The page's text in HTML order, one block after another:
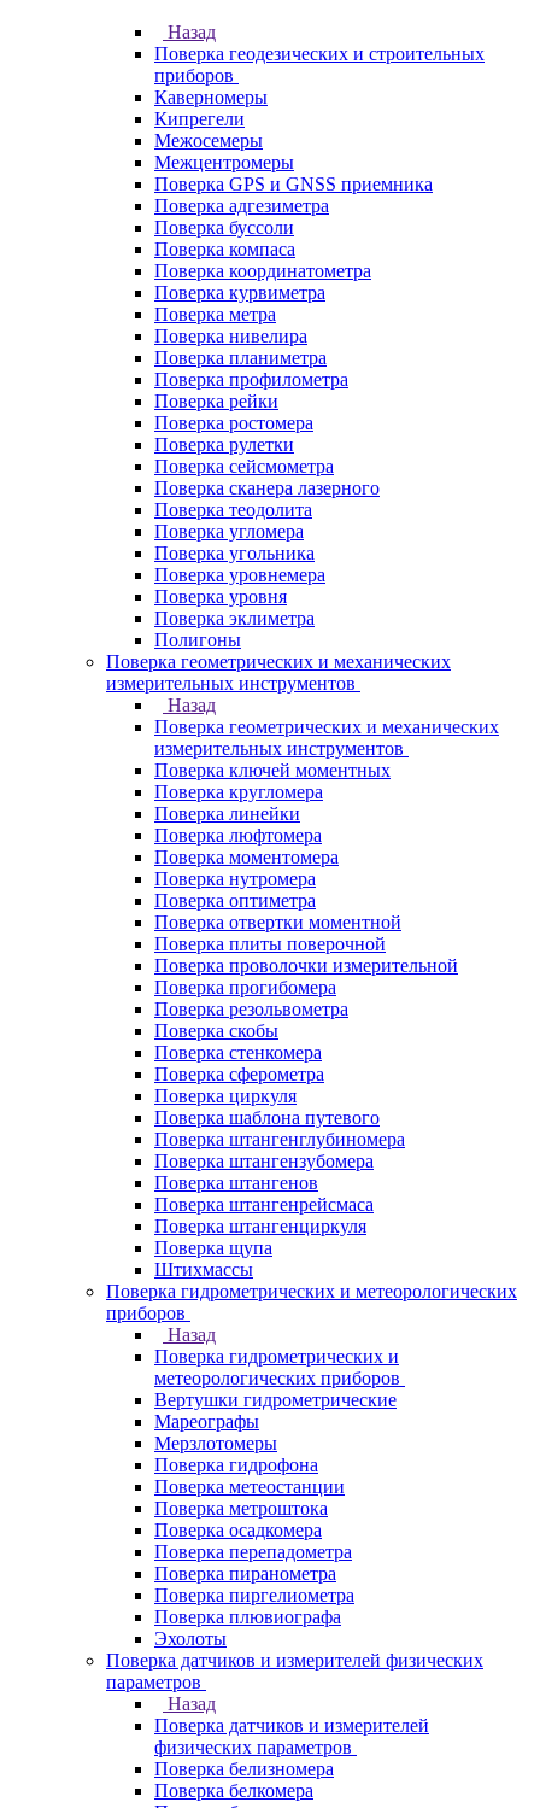
Назад
Поверка геодезических и строительных
приборов
Каверномеры
Кипрегели
Межосемеры
Межцентромеры
Поверка GPS и GNSS приемника
Поверка адгезиметра
Поверка буссоли
Поверка компаса
Поверка координатометра
Поверка курвиметра
Поверка метра
Поверка нивелира
Поверка планиметра
Поверка профилометра
Поверка рейки
Поверка ростомера
Поверка рулетки
Поверка сейсмометра
Поверка сканера лазерного
Поверка теодолита
Поверка угломера
Поверка угольника
Поверка уровнемера
Поверка уровня
Поверка эклиметра
Полигоны
Поверка геометрических и механических
измерительных инструментов
Назад
Поверка геометрических и механических
измерительных инструментов
Поверка ключей моментных
Поверка кругломера
Поверка линейки
Поверка люфтомера
Поверка моментомера
Поверка нутромера
Поверка оптиметра
Поверка отвертки моментной
Поверка плиты поверочной
Поверка проволочки измерительной
Поверка прогибомера
Поверка резольвометра
Поверка скобы
Поверка стенкомера
Поверка сферометра
Поверка циркуля
Поверка шаблона путевого
Поверка штангенглубиномера
Поверка штангензубомера
Поверка штангенов
Поверка штангенрейсмаса
Поверка штангенциркуля
Поверка щупа
Штихмассы
Поверка гидрометрических и метеорологических
приборов
Назад
Поверка гидрометрических и
метеорологических приборов
Вертушки гидрометрические
Мареографы
Мерзлотомеры
Поверка гидрофона
Поверка метеостанции
Поверка метроштока
Поверка осадкомера
Поверка перепадометра
Поверка пиранометра
Поверка пиргелиометра
Поверка плювиографа
Эхолоты
Поверка датчиков и измерителей физических
параметров
Назад
Поверка датчиков и измерителей
физических параметров
Поверка белизномера
Поверка белкомера